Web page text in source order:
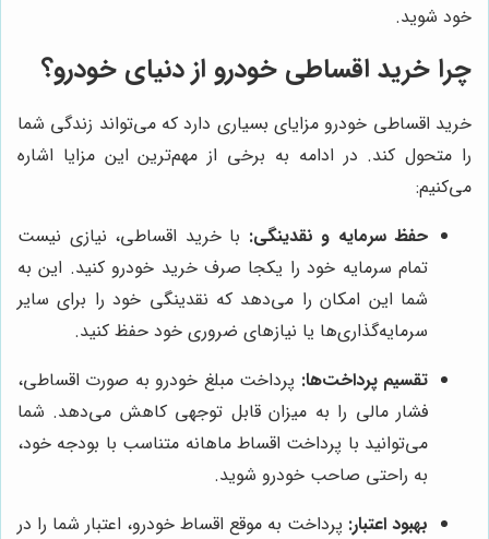
خود شوید.
چرا خرید اقساطی خودرو ازدنیای خودرو؟
خرید اقساطی خودرو مزایای بسیاری دارد که می‌تواند زندگی شما
را متحول کند. در ادامه به برخی از مهم‌ترین این مزایا اشاره
می‌کنیم:
حفظ سرمایه و نقدینگی: با خرید اقساطی، نیازی نیست
تمام سرمایه خود را یکجا صرف خرید خودرو کنید. این به
شما این امکان را می‌دهد که نقدینگی خود را برای سایر
سرمایه‌گذاری‌ها یا نیازهای ضروری خود حفظ کنید.
تقسیم پرداخت‌ها: پرداخت مبلغ خودرو به صورت اقساطی،
فشار مالی را به میزان قابل توجهی کاهش می‌دهد. شما
می‌توانید با پرداخت اقساط ماهانه متناسب با بودجه خود،
به راحتی صاحب خودرو شوید.
بهبود اعتبار: پرداخت به موقع اقساط خودرو، اعتبار شما را در